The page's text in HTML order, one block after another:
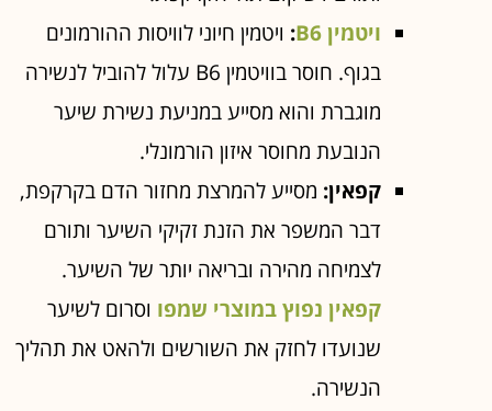
ויטמין B6
: ויטמין חיוני לוויסות ההורמונים
בגוף. חוסר בוויטמין B6 עלול להוביל לנשירה
מוגברת והוא מסייע במניעת נשירת שיער
הנובעת מחוסר איזון הורמונלי.
קפאין: מסייע להמרצת מחזור הדם בקרקפת,
דבר המשפר את הזנת זקיקי השיער ותורם
לצמיחה מהירה ובריאה יותר של השיער.
קפאין נפוץ במוצרי שמפו וסרום לשיער
שנועדו לחזק את השורשים ולהאט את תהליך
הנשירה.